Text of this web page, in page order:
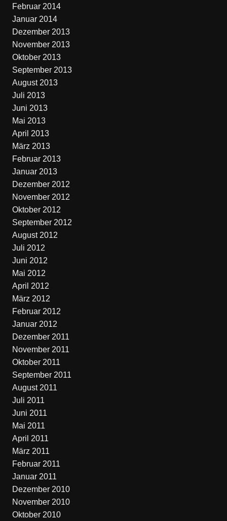
Februar 2014
Januar 2014
Dezember 2013
November 2013
Oktober 2013
September 2013
August 2013
Juli 2013
Juni 2013
Mai 2013
April 2013
März 2013
Februar 2013
Januar 2013
Dezember 2012
November 2012
Oktober 2012
September 2012
August 2012
Juli 2012
Juni 2012
Mai 2012
April 2012
März 2012
Februar 2012
Januar 2012
Dezember 2011
November 2011
Oktober 2011
September 2011
August 2011
Juli 2011
Juni 2011
Mai 2011
April 2011
März 2011
Februar 2011
Januar 2011
Dezember 2010
November 2010
Oktober 2010